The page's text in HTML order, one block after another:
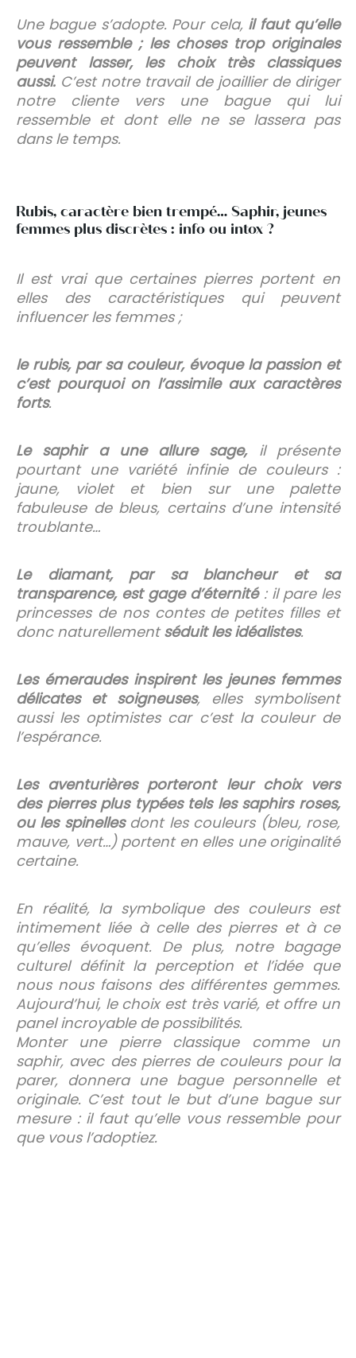
Une bague s’adopte. Pour cela, il faut qu’elle
vous ressemble ; les choses trop originales
peuvent lasser, les choix très classiques
aussi. C’est notre travail de joaillier de diriger
notre cliente vers une bague qui lui
ressemble et dont elle ne se lassera pas
dans le temps.
Rubis, caractère bien trempé… Saphir, jeunes
femmes plus discrètes : info ou intox ?
Il est vrai que certaines pierres portent en
elles des caractéristiques qui peuvent
influencer les femmes ;
le rubis, par sa couleur, évoque la passion et
c’est pourquoi on l’assimile aux caractères
forts.
Le saphir a une allure sage,il présente
pourtant une variété infinie de couleurs :
jaune, violet et bien sur une palette
fabuleuse de bleus, certains d’une intensité
troublante…
Le diamant, par sa blancheur et sa
transparence, est gage d’éternité : il pare les
princesses de nos contes de petites filles et
donc naturellementséduit les idéalistes.
Les émeraudes inspirent les jeunes femmes
délicates et soigneuses, elles symbolisent
aussi les optimistes car c’est la couleur de
l’espérance.
Les aventurières porteront leur choix vers
des pierres plus typées tels les saphirs roses,
ou les spinellesdont les couleurs (bleu, rose,
mauve, vert…) portent en elles une originalité
certaine.
En réalité, la symbolique des couleurs est
intimement liée à celle des pierres et à ce
qu’elles évoquent. De plus, notre bagage
culturel définit la perception et l’idée que
nous nous faisons des différentes gemmes.
Aujourd’hui, le choix est très varié, et offre un
panel incroyable de possibilités.
Monter une pierre classique comme un
saphir, avec des pierres de couleurs pour la
parer, donnera une bague personnelle et
originale. C’est tout le but d’une bague sur
mesure : il faut qu’elle vous ressemble pour
que vous l’adoptiez.